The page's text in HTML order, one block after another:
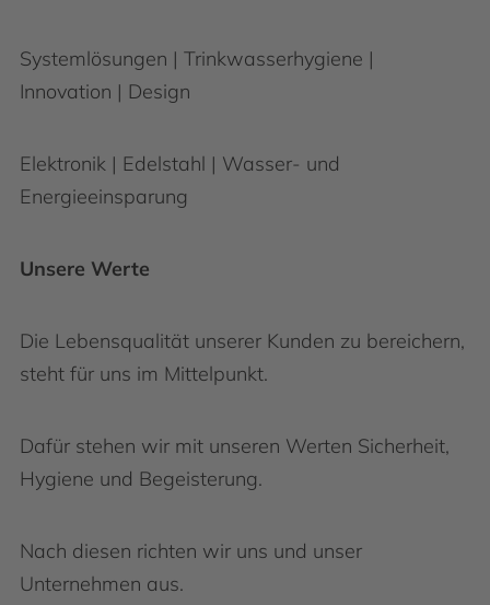
Systemlösungen | Trinkwasserhygiene |
Innovation | Design
Elektronik | Edelstahl | Wasser- und
Energieeinsparung
Unsere Werte
Die Lebensqualität unserer Kunden zu bereichern,
steht für uns im Mittelpunkt.
Dafür stehen wir mit unseren Werten Sicherheit,
Hygiene und Begeisterung.
Nach diesen richten wir uns und unser
Unternehmen aus.